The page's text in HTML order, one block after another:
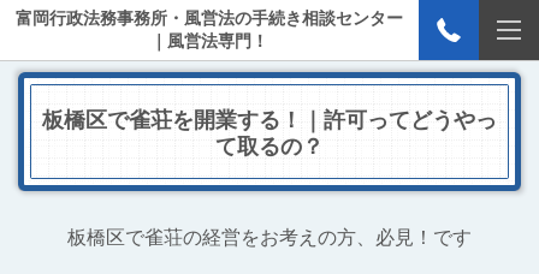
富岡行政法務事務所・風営法の手続き相談センター
｜風営法専門！
板橋区で雀荘を開業する！｜許可ってどうやっ
て取るの？
板橋区で雀荘の経営をお考えの方、必見！です